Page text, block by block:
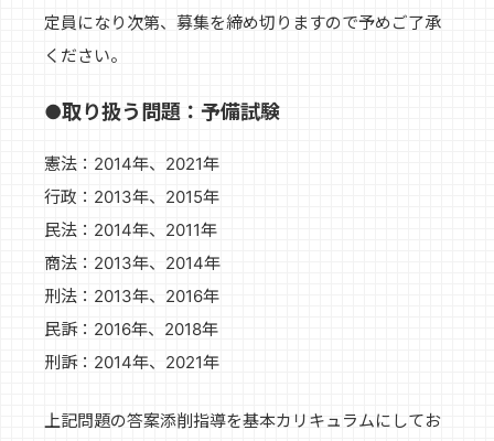
定員になり次第、募集を締め切りますので予めご了承
ください。
●取り扱う問題：予備試験
憲法：2014年、2021年
行政：2013年、2015年
民法：2014年、2011年
商法：2013年、2014年
刑法：2013年、2016年
民訴：2016年、2018年
刑訴：2014年、2021年
上記問題の答案添削指導を基本カリキュラムにしてお